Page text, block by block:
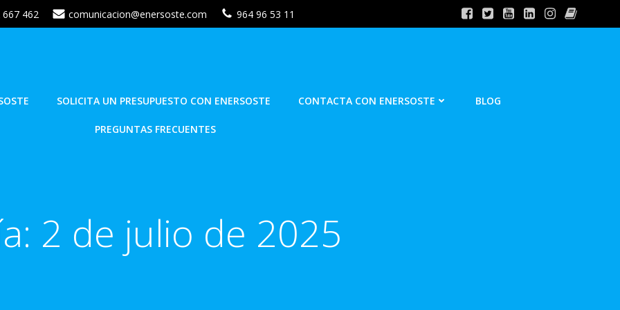
667 462 comunicacion@enersoste.com 964 96 53 11
SOLICITA UN PRESUPUESTO CON ENERSOSTE CONTACTA CON ENERSOSTE BLOG
PREGUNTAS FRECUENTES
2 de julio de 2025